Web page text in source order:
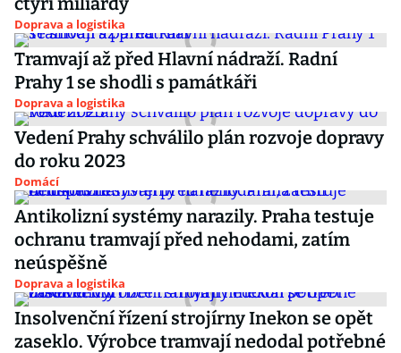
Doprava a logistika
Tramvají až před Hlavní nádraží. Radní
Prahy 1 se shodli s památkáři
Doprava a logistika
Vedení Prahy schválilo plán rozvoje dopravy
do roku 2023
Domácí
Antikolizní systémy narazily. Praha testuje
ochranu tramvají před nehodami, zatím
neúspěšně
Doprava a logistika
Insolvenční řízení strojírny Inekon se opět
zaseklo. Výrobce tramvají nedodal potřebné